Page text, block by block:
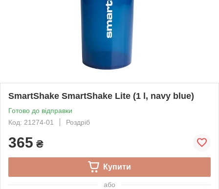
SmartShake SmartShake Lite (1 l, navy blue)
Готово до відправки
Код: 21274-01
Роздріб
365 ₴
Купити
або